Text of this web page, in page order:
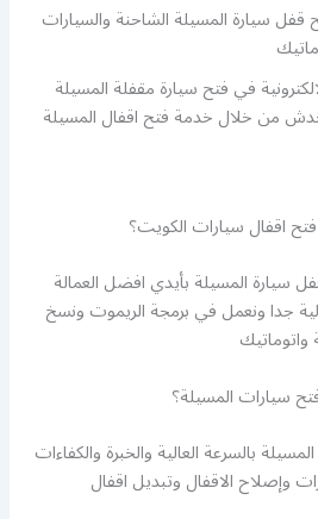
سيارة المسيلة الشاحنة والسيارات
في فتح سيارة مقفلة المسيلة
من خلال خدمة فتح اقفال المسيلة
اقفال سيارات الكويت؟
سيارة المسيلة بأيدي افضل العمالة
جدا ونعمل في برمجة الريموت ونسخ
سيارات المسيلة؟
بالسرعة العالية والخبرة والكفاءات
وإصلاح الاقفال وتبديل اقفال